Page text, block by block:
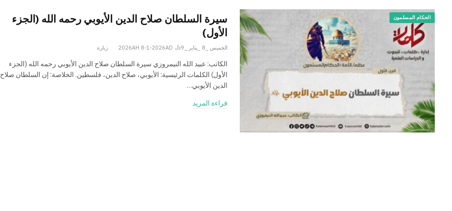
الحكام المسلمون
سيرة السلطان صلاح الدين الأيوبي رحمه الله (الجزء
الأول)
الخميس _8 _يناير _2026AH 8-1-2026AD 9 زيارة
الكاتب: عبید الله النیمروزي سيرة السلطان صلاح الدين الأيوبي رحمه الله (الجزء
الأول) الكلمات الرئيسية: الأیوبي، صلاح ‌الدین، فلسطین. الخلاصة: إن السلطان صلاح
الدين الأيوبي…
قراءة المزيد